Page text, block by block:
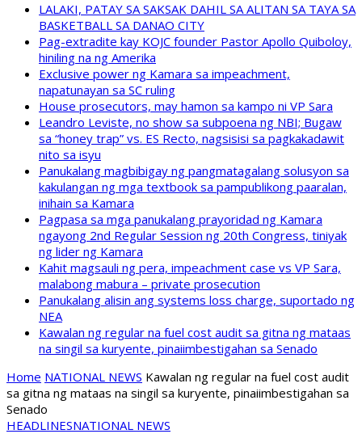
LALAKI, PATAY SA SAKSAK DAHIL SA ALITAN SA TAYA SA
BASKETBALL SA DANAO CITY
Pag-extradite kay KOJC founder Pastor Apollo Quiboloy,
hiniling na ng Amerika
Exclusive power ng Kamara sa impeachment,
napatunayan sa SC ruling
House prosecutors, may hamon sa kampo ni VP Sara
Leandro Leviste, no show sa subpoena ng NBI; Bugaw
sa “honey trap” vs. ES Recto, nagsisisi sa pagkakadawit
nito sa isyu
Panukalang magbibigay ng pangmatagalang solusyon sa
kakulangan ng mga textbook sa pampublikong paaralan,
inihain sa Kamara
Pagpasa sa mga panukalang prayoridad ng Kamara
ngayong 2nd Regular Session ng 20th Congress, tiniyak
ng lider ng Kamara
Kahit magsauli ng pera, impeachment case vs VP Sara,
malabong mabura – private prosecution
Panukalang alisin ang systems loss charge, suportado ng
NEA
Kawalan ng regular na fuel cost audit sa gitna ng mataas
na singil sa kuryente, pinaiimbestigahan sa Senado
Home NATIONAL NEWS Kawalan ng regular na fuel cost audit
sa gitna ng mataas na singil sa kuryente, pinaiimbestigahan sa
Senado
HEADLINESNATIONAL NEWS